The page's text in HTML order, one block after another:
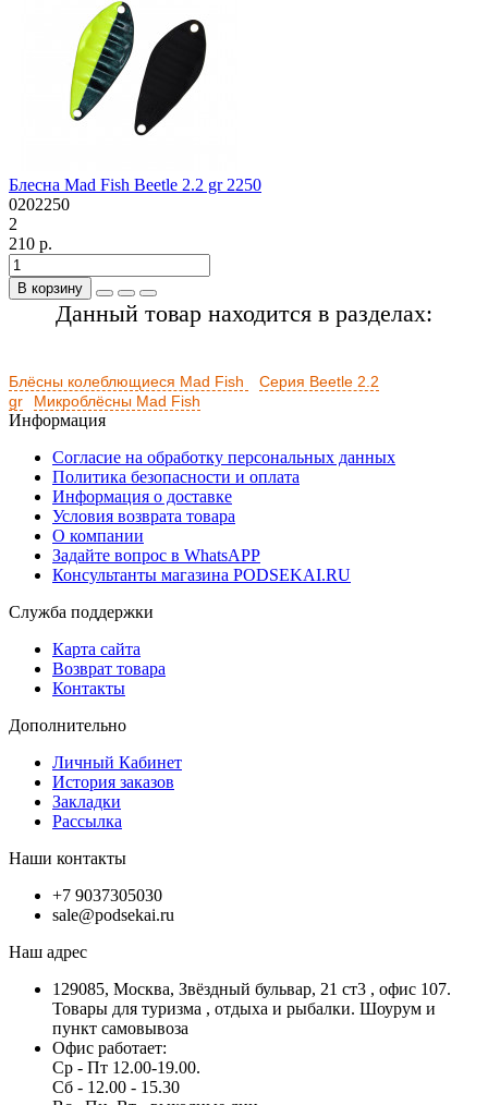
Блесна Mad Fish Beetle 2.2 gr 2250
0202250
2
210 р.
В корзину
Данный товар находится в разделах:
Блёсны колеблющиеся Mad Fish
Серия Beetle 2.2
gr
Микроблёсны Mad Fish
Информация
Согласие на обработку персональных данных
Политика безопасности и оплата
Информация о доставке
Условия возврата товара
О компании
Задайте вопрос в WhatsAPP
Консультанты магазина PODSEKAI.RU
Служба поддержки
Карта сайта
Возврат товара
Контакты
Дополнительно
Личный Кабинет
История заказов
Закладки
Рассылка
Наши контакты
+7 9037305030
sale@podsekai.ru
Наш адрес
129085, Москва, Звёздный бульвар, 21 ст3 , офис 107.
Товары для туризма , отдыха и рыбалки. Шоурум и
пункт самовывоза
Офис работает:
Ср - Пт 12.00-19.00.
Сб - 12.00 - 15.30